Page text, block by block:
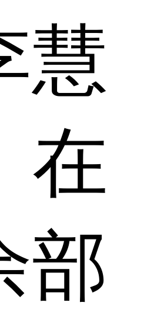
慧
在
部